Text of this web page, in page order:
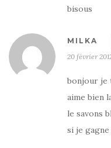
bisous
MILKA
20 février
bonjour je
aime bien
le savons
si je